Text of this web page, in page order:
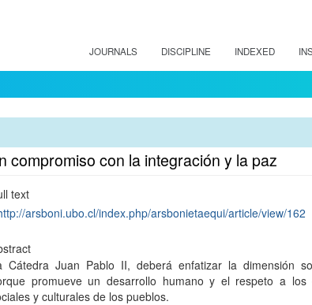
JOURNALS DISCIPLINE INDEXED
compromiso con la integración y la paz
text
arsboni.ubo.cl/index.php/arsbonietaequi/article/view/162
Cátedra Juan Pablo II, deberá enfatizar la dimensión
promueve un desarrollo humano y el respeto a los
y culturales de los pueblos.